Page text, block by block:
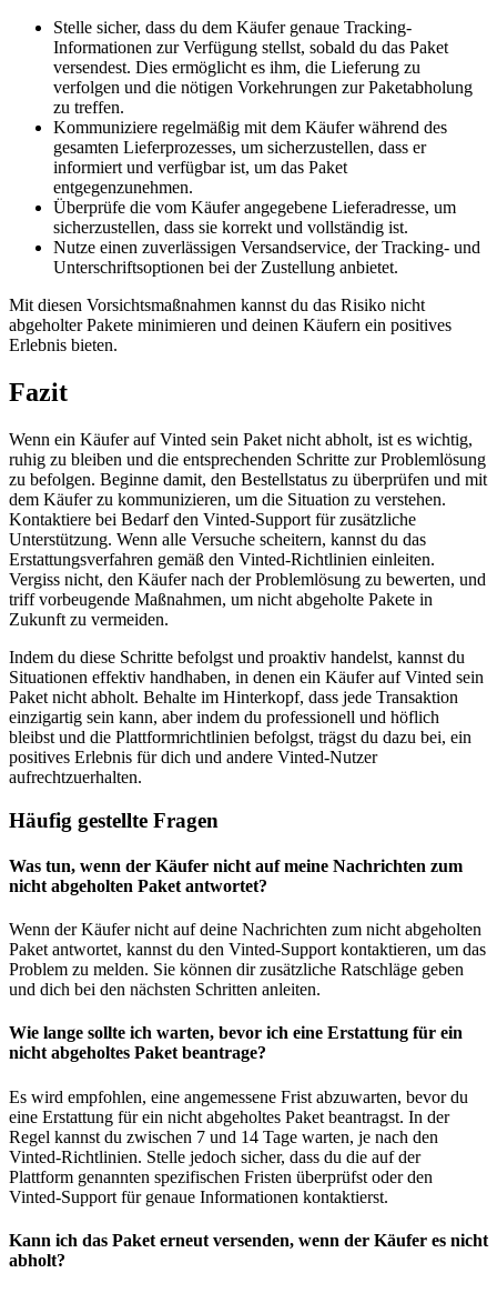
Stelle sicher, dass du dem Käufer genaue Tracking-
Informationen zur Verfügung stellst, sobald du das Paket
versendest. Dies ermöglicht es ihm, die Lieferung zu
verfolgen und die nötigen Vorkehrungen zur Paketabholung
zu treffen.
Kommuniziere regelmäßig mit dem Käufer während des
gesamten Lieferprozesses, um sicherzustellen, dass er
informiert und verfügbar ist, um das Paket
entgegenzunehmen.
Überprüfe die vom Käufer angegebene Lieferadresse, um
sicherzustellen, dass sie korrekt und vollständig ist.
Nutze einen zuverlässigen Versandservice, der Tracking- und
Unterschriftsoptionen bei der Zustellung anbietet.
Mit diesen Vorsichtsmaßnahmen kannst du das Risiko nicht
abgeholter Pakete minimieren und deinen Käufern ein positives
Erlebnis bieten.
Fazit
Wenn ein Käufer auf Vinted sein Paket nicht abholt, ist es wichtig,
ruhig zu bleiben und die entsprechenden Schritte zur Problemlösung
zu befolgen. Beginne damit, den Bestellstatus zu überprüfen und mit
dem Käufer zu kommunizieren, um die Situation zu verstehen.
Kontaktiere bei Bedarf den Vinted-Support für zusätzliche
Unterstützung. Wenn alle Versuche scheitern, kannst du das
Erstattungsverfahren gemäß den Vinted-Richtlinien einleiten.
Vergiss nicht, den Käufer nach der Problemlösung zu bewerten, und
triff vorbeugende Maßnahmen, um nicht abgeholte Pakete in
Zukunft zu vermeiden.
Indem du diese Schritte befolgst und proaktiv handelst, kannst du
Situationen effektiv handhaben, in denen ein Käufer auf Vinted sein
Paket nicht abholt. Behalte im Hinterkopf, dass jede Transaktion
einzigartig sein kann, aber indem du professionell und höflich
bleibst und die Plattformrichtlinien befolgst, trägst du dazu bei, ein
positives Erlebnis für dich und andere Vinted-Nutzer
aufrechtzuerhalten.
Häufig gestellte Fragen
Was tun, wenn der Käufer nicht auf meine Nachrichten zum
nicht abgeholten Paket antwortet?
Wenn der Käufer nicht auf deine Nachrichten zum nicht abgeholten
Paket antwortet, kannst du den Vinted-Support kontaktieren, um das
Problem zu melden. Sie können dir zusätzliche Ratschläge geben
und dich bei den nächsten Schritten anleiten.
Wie lange sollte ich warten, bevor ich eine Erstattung für ein
nicht abgeholtes Paket beantrage?
Es wird empfohlen, eine angemessene Frist abzuwarten, bevor du
eine Erstattung für ein nicht abgeholtes Paket beantragst. In der
Regel kannst du zwischen 7 und 14 Tage warten, je nach den
Vinted-Richtlinien. Stelle jedoch sicher, dass du die auf der
Plattform genannten spezifischen Fristen überprüfst oder den
Vinted-Support für genaue Informationen kontaktierst.
Kann ich das Paket erneut versenden, wenn der Käufer es nicht
abholt?